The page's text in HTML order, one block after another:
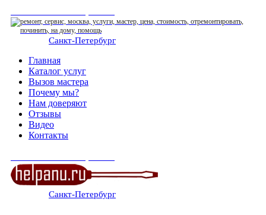
Санкт-Петербург
Главная
Каталог услуг
Вызов мастера
Почему мы?
Нам доверяют
Отзывы
Видео
Контакты
Санкт-Петербург